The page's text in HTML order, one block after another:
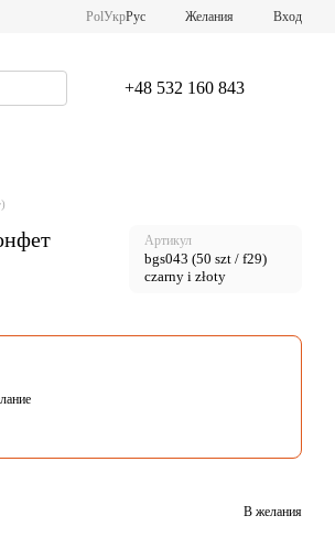
PolУкрРус Желания Вход
+48 532 160 843
Артикул
bgs043 (50 szt / f29)
czarny i złoty
В желания